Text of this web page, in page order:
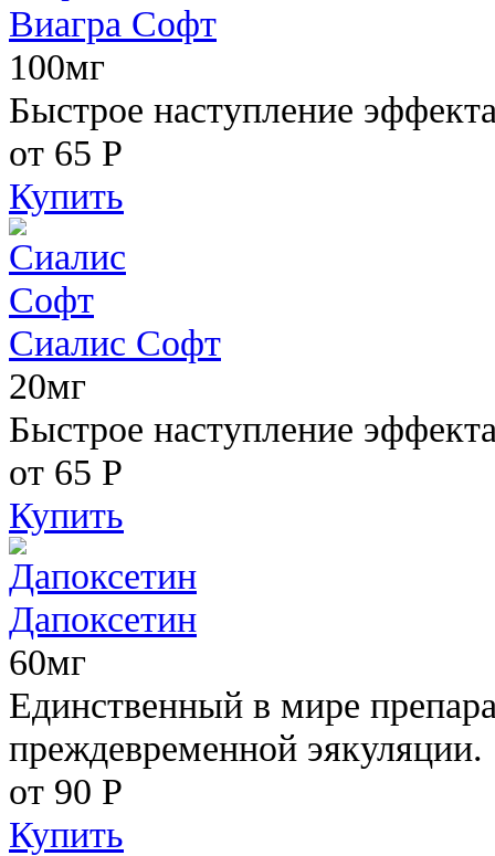
Виагра Софт
100мг
Быстрое наступление
от 65 Р
Купить
Сиалис Софт
20мг
Быстрое наступление
от 65 Р
Купить
Дапоксетин
60мг
Единственный в мире
преждевременной эякуляции.
от 90 Р
Купить